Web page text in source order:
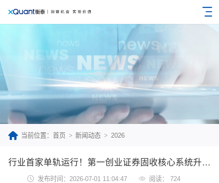
当前位置：首页 新闻动态 2026
行业首家单轨运行！第一创业证券固收核心系统升级落地
发布时间：2026-07-01 11:04:47 阅读： 724